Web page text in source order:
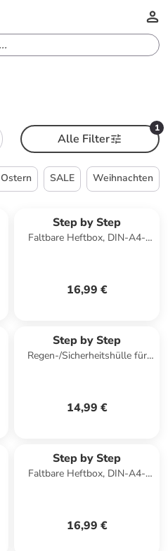
1
Alle Filter
Ostern SALE Weihnachten
Step by Step
Faltbare Heftbox, DIN-A4-
16,99 €
Step by Step
Regen-/Sicherheitshülle für
14,99 €
Step by Step
Faltbare Heftbox, DIN-A4-
16,99 €